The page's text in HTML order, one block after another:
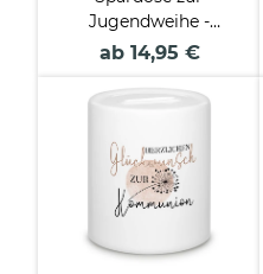
Jugendweihe -
Herzlichen
Name
ab 14,95 €